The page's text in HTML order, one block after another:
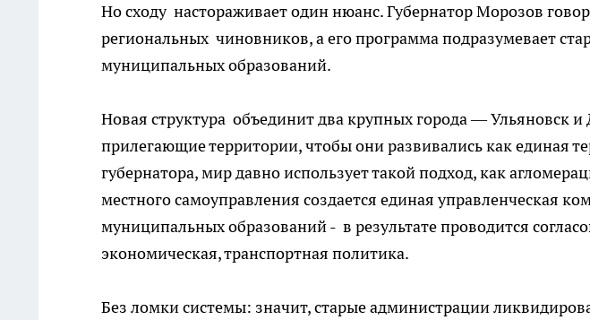
Но сходу настораживает один нюанс. Губернатор Морозов
региональных чиновников, а его программа подразумевает
муниципальных образований.
Новая структура объединит два крупных города — Ульяновск
прилегающие территории, чтобы они развивались как единая
губернатора, мир давно использует такой подход, как
местного самоуправления создается единая управленческая
муниципальных образований - в результате проводится
экономическая, транспортная политика.
Без ломки системы: значит, старые администрации